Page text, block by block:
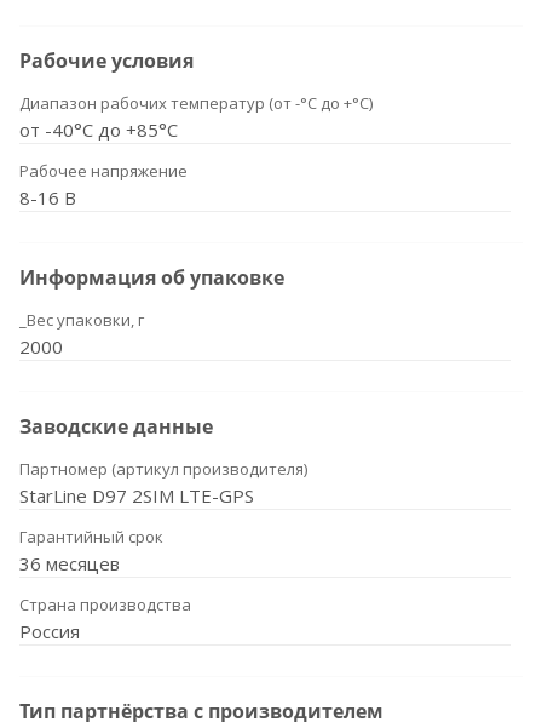
Рабочие условия
Диапазон рабочих температур (от -°С до +°С)
от -40°С до +85°С
Рабочее напряжение
8-16 В
Информация об упаковке
_Вес упаковки, г
2000
Заводские данные
Партномер (артикул производителя)
StarLine D97 2SIM LTE-GPS
Гарантийный срок
36 месяцев
Страна производства
Россия
Тип партнёрства с производителем